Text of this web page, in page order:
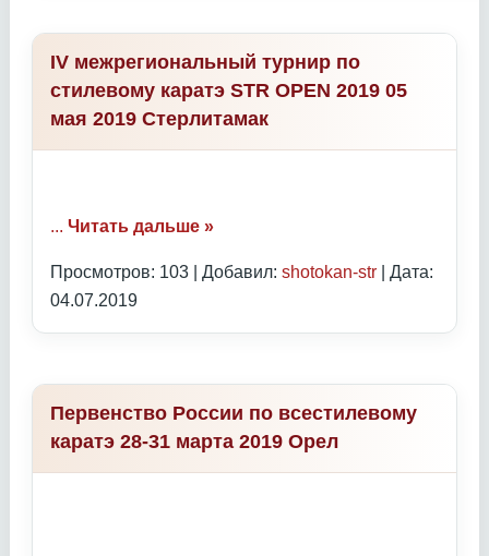
IV межрегиональный турнир по
стилевому каратэ STR OPEN 2019 05
мая 2019 Стерлитамак
... Читать дальше »
Просмотров: 103 | Добавил: shotokan-str | Дата:
04.07.2019
Первенство России по всестилевому
каратэ 28-31 марта 2019 Орел